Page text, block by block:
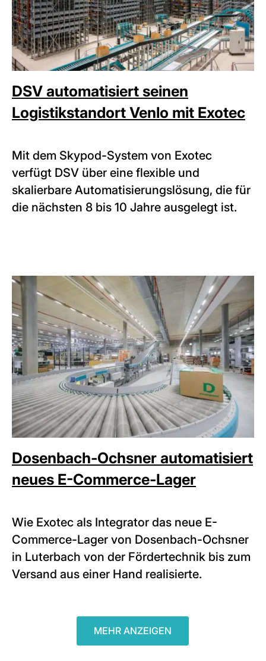
DSV automatisiert seinen
Logistikstandort Venlo mit Exotec
Mit dem Skypod-System von Exotec
verfügt DSV über eine flexible und
skalierbare Automatisierungslösung, die für
die nächsten 8 bis 10 Jahre ausgelegt ist.
Dosenbach-Ochsner automatisiert
neues E-Commerce-Lager
Wie Exotec als Integrator das neue E-
Commerce-Lager von Dosenbach-Ochsner
in Luterbach von der Fördertechnik bis zum
Versand aus einer Hand realisierte.
MEHR ANZEIGEN